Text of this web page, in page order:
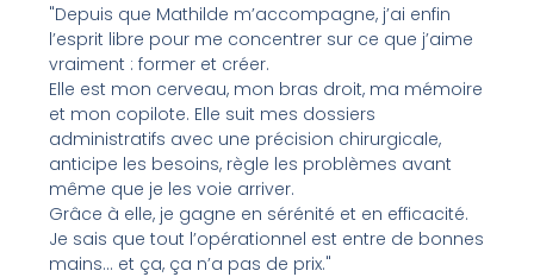
"Depuis que Mathilde m’accompagne, j’ai enfin
l’esprit libre pour me concentrer sur ce que j’aime
vraiment : former et créer.
Elle est mon cerveau, mon bras droit, ma mémoire
et mon copilote. Elle suit mes dossiers
administratifs avec une précision chirurgicale,
anticipe les besoins, règle les problèmes avant
même que je les voie arriver.
Grâce à elle, je gagne en sérénité et en efficacité.
Je sais que tout l’opérationnel est entre de bonnes
mains… et ça, ça n’a pas de prix."